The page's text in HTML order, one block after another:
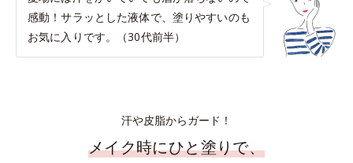
感動！サラッとした液体で、塗りやすいのも
お気に入りです。（30代前半）
汗や皮脂からガード！
メイク時にひと塗りで、